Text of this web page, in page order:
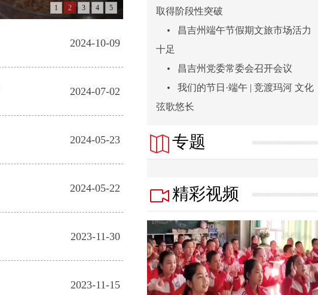
1 2 3 4 5
2024-10-09
2024-07-02
2024-05-23
2024-05-22
2023-11-30
2023-11-15
取得阶段性突破
•
昌吉州端午节假期文旅市场活力
十足
•
昌吉州党委常委会召开会议
•
我们的节日·端午 | 竞渡玛河 文化
弦歌悠长
专题
精彩视频